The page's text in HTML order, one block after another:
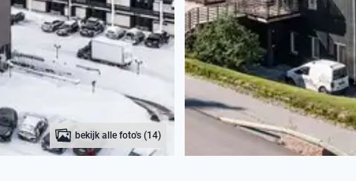
bekijk alle foto's (14)